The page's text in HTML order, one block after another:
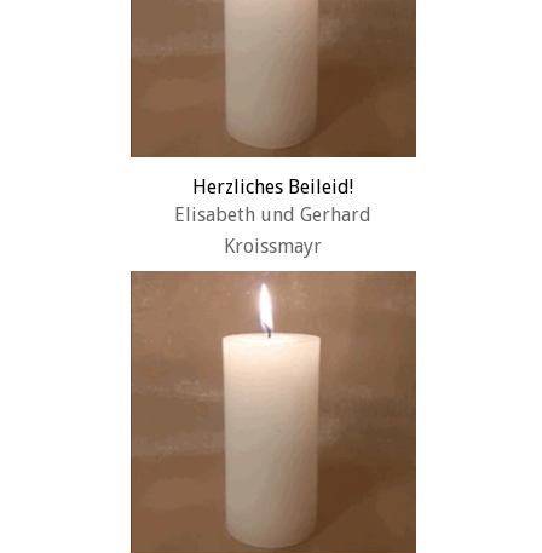
Herzliches Beileid!
Elisabeth und Gerhard
Kroissmayr